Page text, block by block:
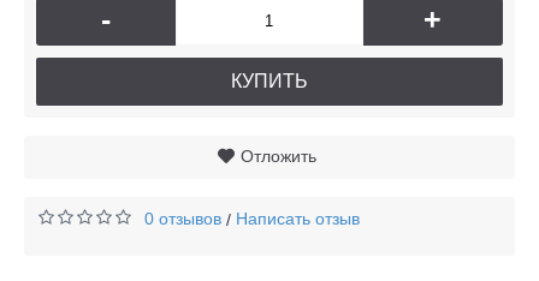
- +
КУПИТЬ
Отложить
0 отзывов / Написать отзыв